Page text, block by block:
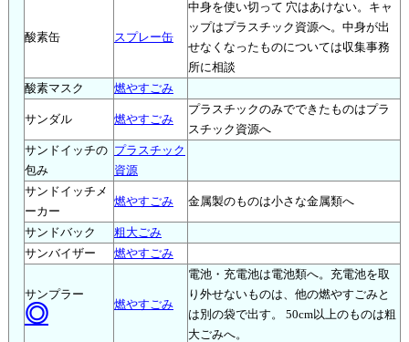
酸素缶 スプレー缶
中身を使い切って 穴はあけない。キャ
ップはプラスチック資源へ。中身が出
せなくなったものについては収集事務
所に相談
酸素マスク
燃やすごみ
サンダル 燃やすごみ
プラスチックのみでできたものはプラ
スチック資源へ
サンドイッチの
包み
プラスチック
資源
サンドイッチメ
ーカー
燃やすごみ 金属製のものは小さな金属類へ
サンドバック
粗大ごみ
サンバイザー
燃やすごみ
サンプラー
◎ 燃やすごみ
電池・充電池は電池類へ。充電池を取
り外せないものは、他の燃やすごみと
は別の袋で出す。 50cm以上のものは粗
大ごみへ。